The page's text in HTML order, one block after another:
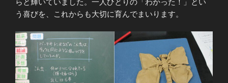
らと輝いていました。一人ひとりの「わかった！」とい
う喜びを、これからも大切に育んでまいります。